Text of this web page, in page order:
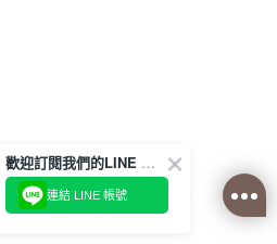
歡迎訂閱我們的LINE 官方帳號
連結 LINE 帳號